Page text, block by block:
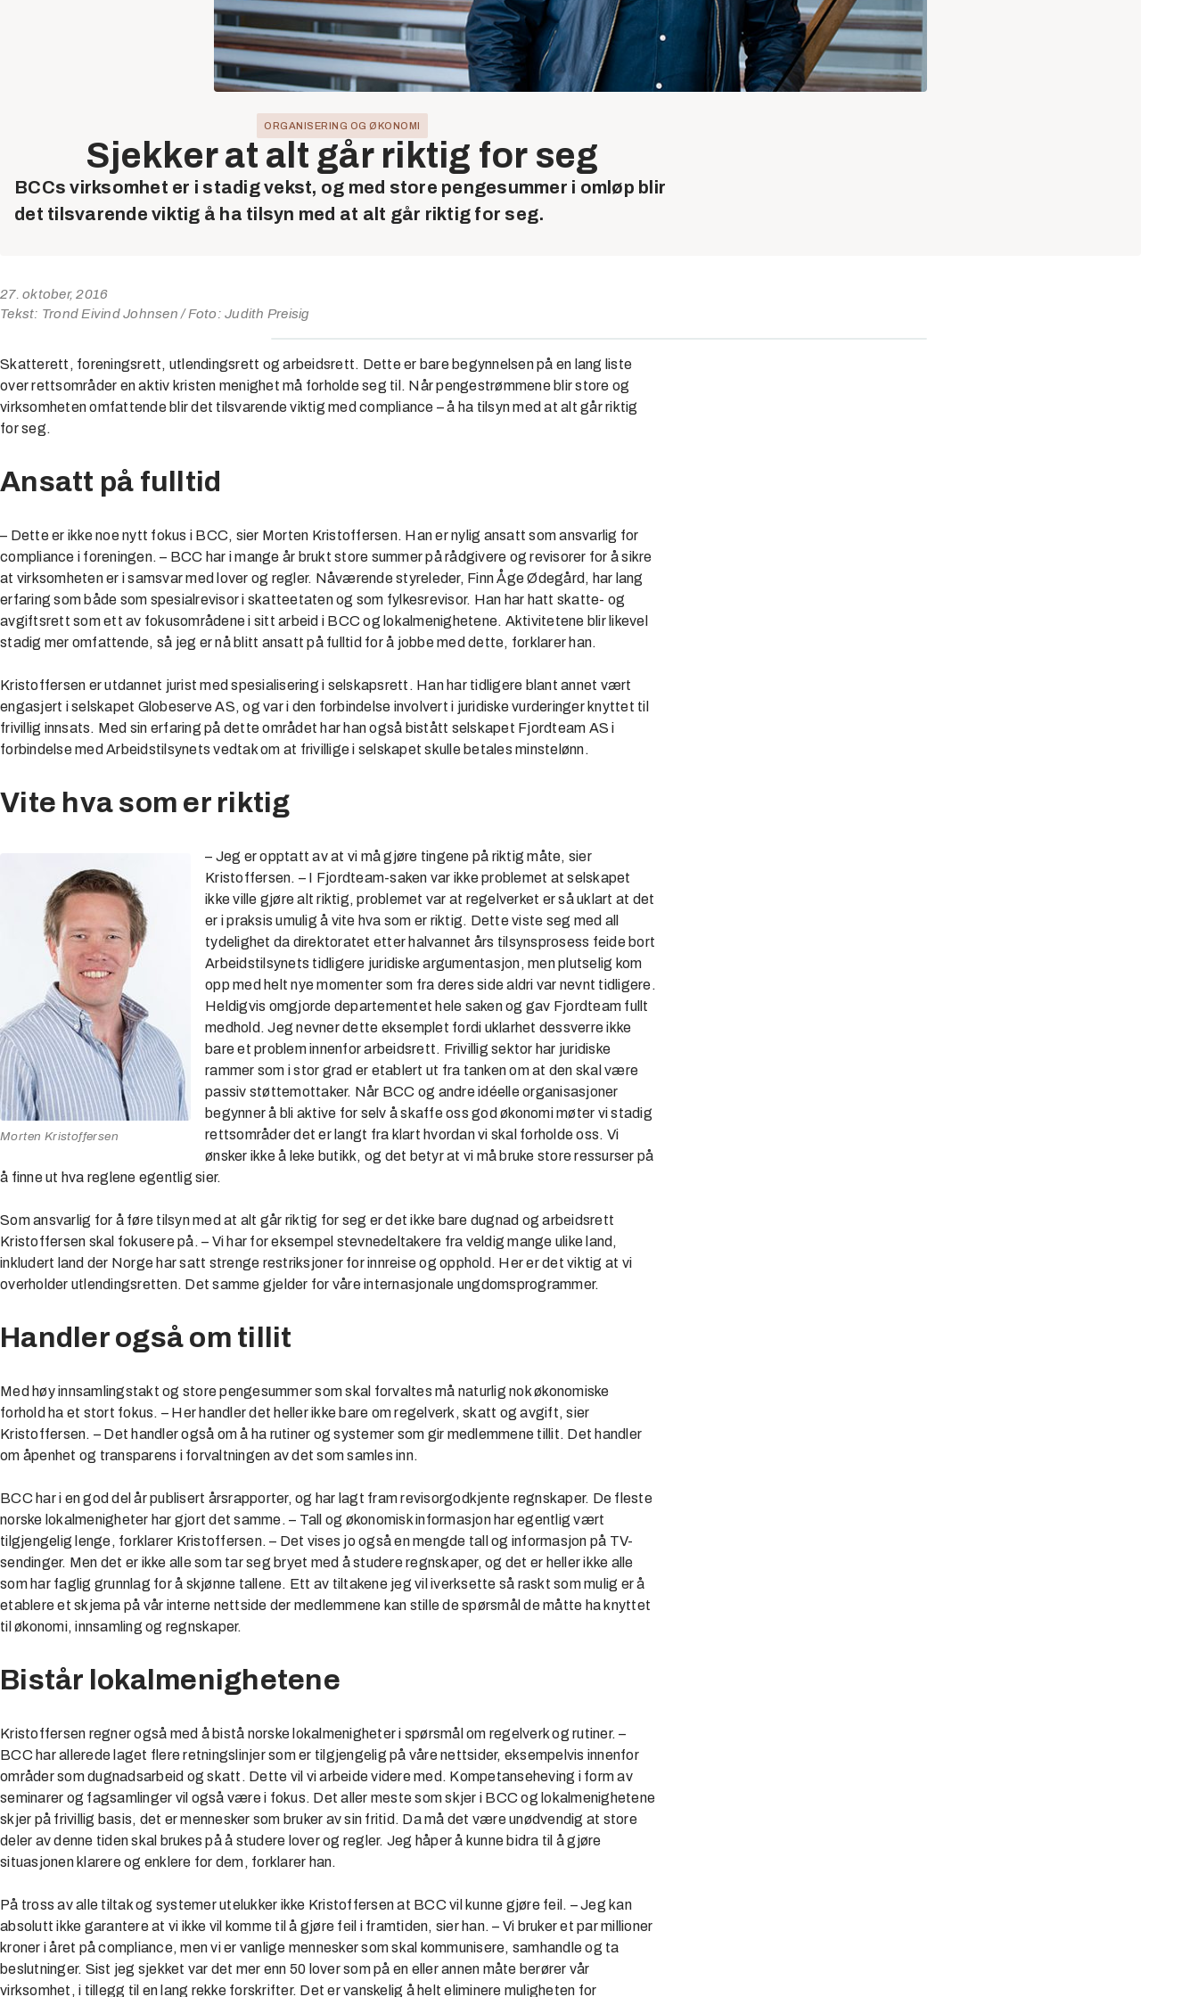
ORGANISERING OG ØKONOMI
Sjekker at alt går riktig for seg
BCCs virksomhet er i stadig vekst, og med store pengesummer i omløp blir
det tilsvarende viktig å ha tilsyn med at alt går riktig for seg.
27. oktober, 2016
Tekst: Trond Eivind Johnsen / Foto: Judith Preisig
Skatterett, foreningsrett, utlendingsrett og arbeidsrett. Dette er bare begynnelsen på en lang liste
over rettsområder en aktiv kristen menighet må forholde seg til. Når pengestrømmene blir store og
virksomheten omfattende blir det tilsvarende viktig med compliance – å ha tilsyn med at alt går riktig
for seg.
Ansatt på fulltid
– Dette er ikke noe nytt fokus i BCC, sier Morten Kristoffersen. Han er nylig ansatt som ansvarlig for
compliance i foreningen. – BCC har i mange år brukt store summer på rådgivere og revisorer for å sikre
at virksomheten er i samsvar med lover og regler. Nåværende styreleder, Finn Åge Ødegård, har lang
erfaring som både som spesialrevisor i skatteetaten og som fylkesrevisor. Han har hatt skatte- og
avgiftsrett som ett av fokusområdene i sitt arbeid i BCC og lokalmenighetene. Aktivitetene blir likevel
stadig mer omfattende, så jeg er nå blitt ansatt på fulltid for å jobbe med dette, forklarer han.
Kristoffersen er utdannet jurist med spesialisering i selskapsrett. Han har tidligere blant annet vært
engasjert i selskapet Globeserve AS, og var i den forbindelse involvert i juridiske vurderinger knyttet til
frivillig innsats. Med sin erfaring på dette området har han også bistått selskapet Fjordteam AS i
forbindelse med Arbeidstilsynets vedtak om at frivillige i selskapet skulle betales minstelønn.
Vite hva som er riktig
Morten Kristoffersen
– Jeg er opptatt av at vi må gjøre tingene på riktig måte, sier
Kristoffersen. – I Fjordteam-saken var ikke problemet at selskapet
ikke ville gjøre alt riktig, problemet var at regelverket er så uklart at det
er i praksis umulig å vite hva som er riktig. Dette viste seg med all
tydelighet da direktoratet etter halvannet års tilsynsprosess feide bort
Arbeidstilsynets tidligere juridiske argumentasjon, men plutselig kom
opp med helt nye momenter som fra deres side aldri var nevnt tidligere.
Heldigvis omgjorde departementet hele saken og gav Fjordteam fullt
medhold. Jeg nevner dette eksemplet fordi uklarhet dessverre ikke
bare et problem innenfor arbeidsrett. Frivillig sektor har juridiske
rammer som i stor grad er etablert ut fra tanken om at den skal være
passiv støttemottaker. Når BCC og andre idéelle organisasjoner
begynner å bli aktive for selv å skaffe oss god økonomi møter vi stadig
rettsområder det er langt fra klart hvordan vi skal forholde oss. Vi
ønsker ikke å leke butikk, og det betyr at vi må bruke store ressurser på
å finne ut hva reglene egentlig sier.
Som ansvarlig for å føre tilsyn med at alt går riktig for seg er det ikke bare dugnad og arbeidsrett
Kristoffersen skal fokusere på. – Vi har for eksempel stevnedeltakere fra veldig mange ulike land,
inkludert land der Norge har satt strenge restriksjoner for innreise og opphold. Her er det viktig at vi
overholder utlendingsretten. Det samme gjelder for våre internasjonale ungdomsprogrammer.
Handler også om tillit
Med høy innsamlingstakt og store pengesummer som skal forvaltes må naturlig nok økonomiske
forhold ha et stort fokus. – Her handler det heller ikke bare om regelverk, skatt og avgift, sier
Kristoffersen. – Det handler også om å ha rutiner og systemer som gir medlemmene tillit. Det handler
om åpenhet og transparens i forvaltningen av det som samles inn.
BCC har i en god del år publisert årsrapporter, og har lagt fram revisorgodkjente regnskaper. De fleste
norske lokalmenigheter har gjort det samme. – Tall og økonomisk informasjon har egentlig vært
tilgjengelig lenge, forklarer Kristoffersen. – Det vises jo også en mengde tall og informasjon på TV-
sendinger. Men det er ikke alle som tar seg bryet med å studere regnskaper, og det er heller ikke alle
som har faglig grunnlag for å skjønne tallene. Ett av tiltakene jeg vil iverksette så raskt som mulig er å
etablere et skjema på vår interne nettside der medlemmene kan stille de spørsmål de måtte ha knyttet
til økonomi, innsamling og regnskaper.
Bistår lokalmenighetene
Kristoffersen regner også med å bistå norske lokalmenigheter i spørsmål om regelverk og rutiner. –
BCC har allerede laget flere retningslinjer som er tilgjengelig på våre nettsider, eksempelvis innenfor
områder som dugnadsarbeid og skatt. Dette vil vi arbeide videre med. Kompetanseheving i form av
seminarer og fagsamlinger vil også være i fokus. Det aller meste som skjer i BCC og lokalmenighetene
skjer på frivillig basis, det er mennesker som bruker av sin fritid. Da må det være unødvendig at store
deler av denne tiden skal brukes på å studere lover og regler. Jeg håper å kunne bidra til å gjøre
situasjonen klarere og enklere for dem, forklarer han.
På tross av alle tiltak og systemer utelukker ikke Kristoffersen at BCC vil kunne gjøre feil. – Jeg kan
absolutt ikke garantere at vi ikke vil komme til å gjøre feil i framtiden, sier han. – Vi bruker et par millioner
kroner i året på compliance, men vi er vanlige mennesker som skal kommunisere, samhandle og ta
beslutninger. Sist jeg sjekket var det mer enn 50 lover som på en eller annen måte berører vår
virksomhet, i tillegg til en lang rekke forskrifter. Det er vanskelig å helt eliminere muligheten for